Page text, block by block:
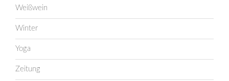
Weißwein
Winter
Yoga
Zeitung